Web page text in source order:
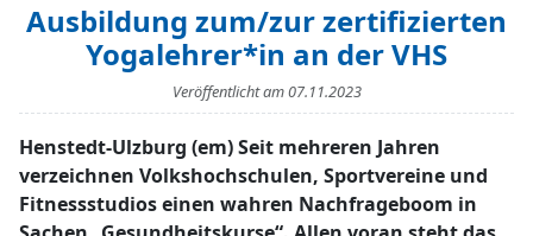
Ausbildung zum/zur zertifizierten
Yogalehrer*in an der VHS
Veröffentlicht am07.11.2023
Henstedt-Ulzburg (em) Seit mehreren Jahren
verzeichnen Volkshochschulen, Sportvereine und
Fitnessstudios einen wahren Nachfrageboom in